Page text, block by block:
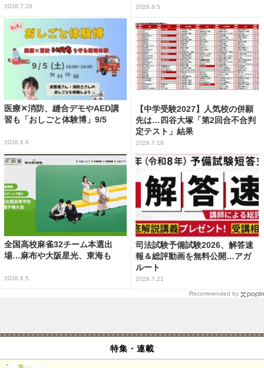
2026.7.28 2026.8.5
医療✕消防、縫合デモやAED講
習も「おしごと体験博」9/5
2026.8.6
【中学受験2027】人気校の併願
先は…四谷大塚「第2回合不合判
定テスト」結果
2026.7.16
全国高校麻雀32チーム本選出
場…麻布や大阪星光、東海も
2026.8.5
司法試験予備試験2026、解答速
報＆総評動画を無料公開…アガ
ルート
2026.7.21
Recommended by
特集・連載